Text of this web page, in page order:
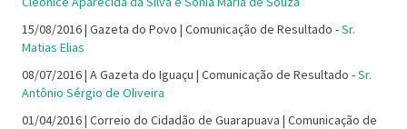
15/08/2016 | Gazeta do Povo | Comunicação de Resultado -Sr.
Matias Elias
08/07/2016 | A Gazeta do Iguaçu | Comunicação de Resultado -Sr.
Antônio Sérgio de Oliveira
01/04/2016 | Correio do Cidadão de Guarapuava | Comunicação de